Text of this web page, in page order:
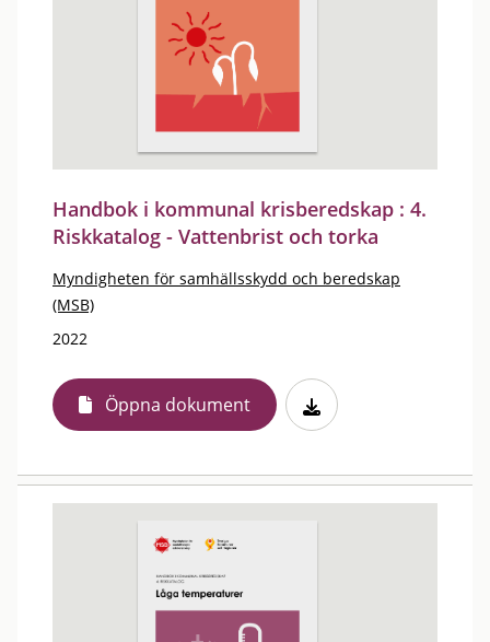
Handbok i kommunal krisberedskap : 4.
Riskkatalog - Vattenbrist och torka
Myndigheten för samhällsskydd och beredskap
(MSB)
2022
Öppna dokument